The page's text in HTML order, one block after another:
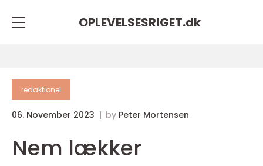
OPLEVELSESRIGET.dk
redaktionel
06. November 2023 by Peter Mortensen
Nem lækker